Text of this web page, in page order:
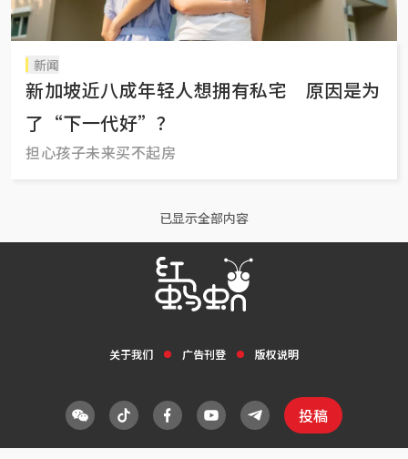
新闻
新加坡近八成年轻人想拥有私宅 原因是为
了“下一代好”？
担心孩子未来买不起房
已显示全部内容
关于我们 广告刊登 版权说明
投稿